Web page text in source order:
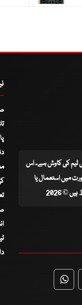
ٹیم کی کاوش ہے۔ اس
میں استعمال یا
© 2026